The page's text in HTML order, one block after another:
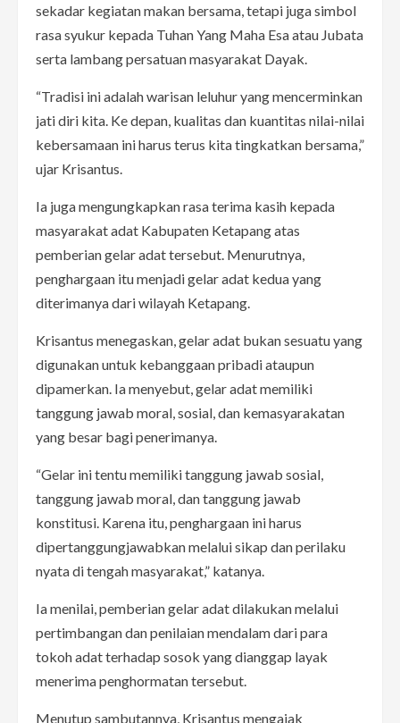
sekadar kegiatan makan bersama, tetapi juga simbol
rasa syukur kepada Tuhan Yang Maha Esa atau Jubata
serta lambang persatuan masyarakat Dayak.
“Tradisi ini adalah warisan leluhur yang mencerminkan
jati diri kita. Ke depan, kualitas dan kuantitas nilai-nilai
kebersamaan ini harus terus kita tingkatkan bersama,”
ujar Krisantus.
Ia juga mengungkapkan rasa terima kasih kepada
masyarakat adat Kabupaten Ketapang atas
pemberian gelar adat tersebut. Menurutnya,
penghargaan itu menjadi gelar adat kedua yang
diterimanya dari wilayah Ketapang.
Krisantus menegaskan, gelar adat bukan sesuatu yang
digunakan untuk kebanggaan pribadi ataupun
dipamerkan. Ia menyebut, gelar adat memiliki
tanggung jawab moral, sosial, dan kemasyarakatan
yang besar bagi penerimanya.
“Gelar ini tentu memiliki tanggung jawab sosial,
tanggung jawab moral, dan tanggung jawab
konstitusi. Karena itu, penghargaan ini harus
dipertanggungjawabkan melalui sikap dan perilaku
nyata di tengah masyarakat,” katanya.
Ia menilai, pemberian gelar adat dilakukan melalui
pertimbangan dan penilaian mendalam dari para
tokoh adat terhadap sosok yang dianggap layak
menerima penghormatan tersebut.
Menutup sambutannya, Krisantus mengajak